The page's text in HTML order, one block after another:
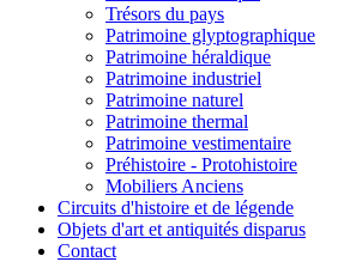
Trésors du pays
Patrimoine glyptographique
Patrimoine héraldique
Patrimoine industriel
Patrimoine naturel
Patrimoine thermal
Patrimoine vestimentaire
Préhistoire - Protohistoire
Mobiliers Anciens
Circuits d'histoire et de légende
Objets d'art et antiquités disparus
Contact